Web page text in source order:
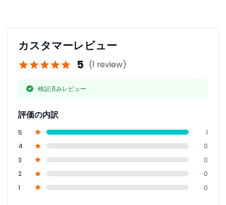
カスタマーレビュー
5 (1 review)
検証済みレビュー
評価の内訳
5
1
4
0
3
0
2
0
1
0